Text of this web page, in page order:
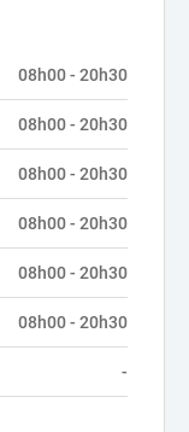
08h00 - 20h30
08h00 - 20h30
08h00 - 20h30
08h00 - 20h30
08h00 - 20h30
08h00 - 20h30
-